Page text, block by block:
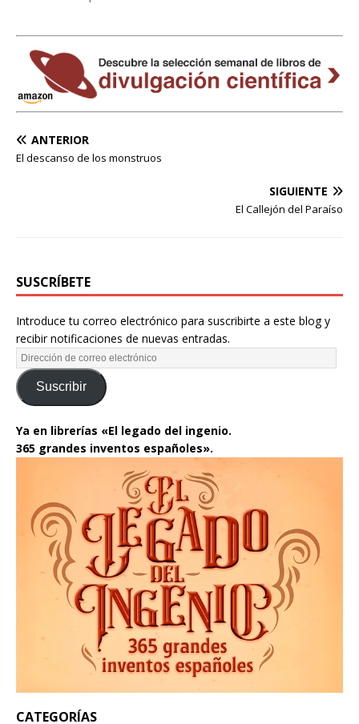
ANTERIOR
El descanso de los monstruos
SIGUIENTE
El Callejón del Paraíso
SUSCRÍBETE
Introduce tu correo electrónico para suscribirte a este blog y
recibir notificaciones de nuevas entradas.
Suscribir
Ya en librerías «El legado del ingenio.
365 grandes inventos españoles».
CATEGORÍAS